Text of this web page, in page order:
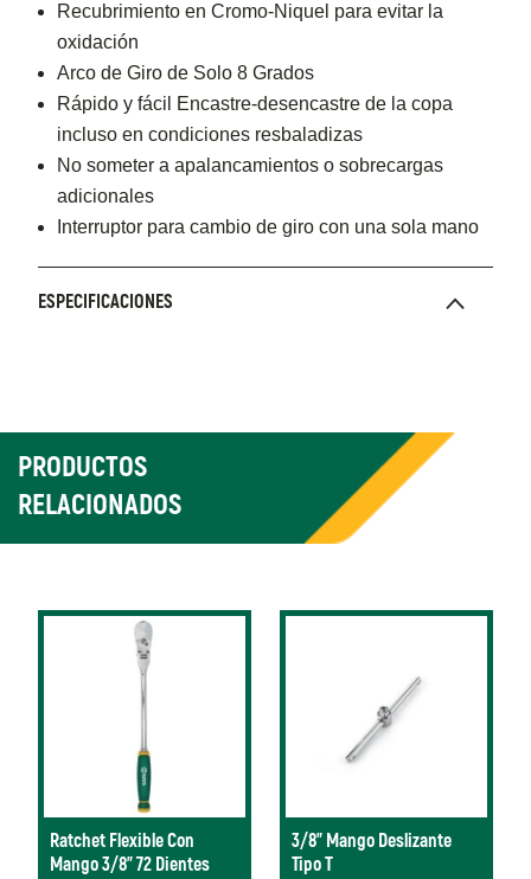
Recubrimiento en Cromo-Niquel para evitar la
oxidación
Arco de Giro de Solo 8 Grados
Rápido y fácil Encastre-desencastre de la copa
incluso en condiciones resbaladizas
No someter a apalancamientos o sobrecargas
adicionales
Interruptor para cambio de giro con una sola mano
ESPECIFICACIONES
PRODUCTOS
RELACIONADOS
Ratchet Flexible Con
Mango 3/8” 72 Dientes
3/8" Mango Deslizante
Tipo T